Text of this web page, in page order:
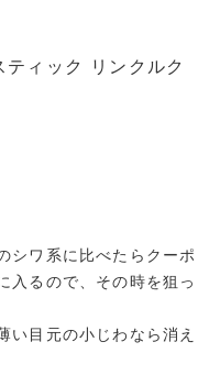
ィック リンクルク
シワ系に比べたらクーポ
入るので、その時を狙っ
い目元の小じわなら消え